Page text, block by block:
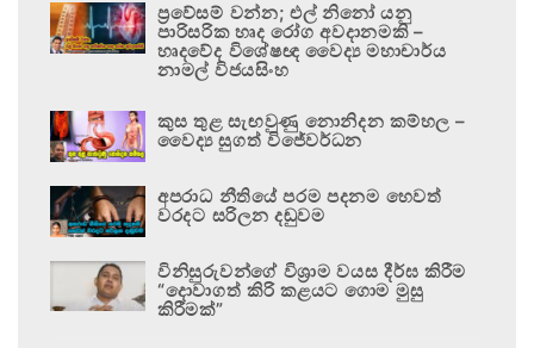
ප්‍රවේසම් වන්න; එල් නිනෝ යනු
පාරිසරික හෘද රෝග අවදානමකි –
හෘදවේද විශේෂඥ වෛද්‍ය මහාචාර්ය
නාමල් විජයසිංහ
කුස තුළ සැඟවුණු නොනිදන කම්හල –
වෛද්‍ය සුගත් විජේවර්ධන
අපරාධ නීතියේ පරම පදනම හෙවත්
වරදට සරිලන දඬුවම
විනිසුරුවන්ගේ විශ්‍රාම වයස දීර්ඝ කිරීම
“දොවාගත් කිරි කළයට ගොම මුසු
කිරීමක්”